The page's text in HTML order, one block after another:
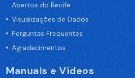
Abertos do Recife
Visualizações de Dados
Perguntas Frequentes
Agradecimentos
Manuais e Vídeos